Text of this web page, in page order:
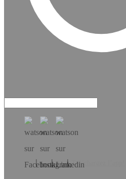
Téléchargez l’app!